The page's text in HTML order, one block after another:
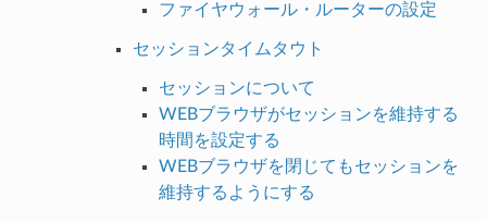
ファイヤウォール・ルーターの設定
セッションタイムタウト
セッションについて
WEBブラウザがセッションを維持する
時間を設定する
WEBブラウザを閉じてもセッションを
維持するようにする